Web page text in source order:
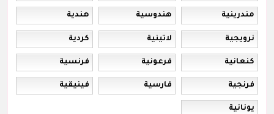
مندرينية هندوسية هندية
نرويجية لاتينية كردية
كنعانية فرعونية فرنسية
فرنجية فارسية فينيقية
يونانية